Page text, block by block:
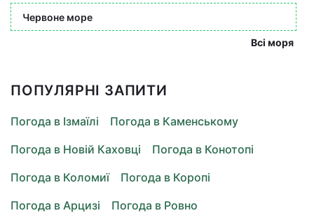
Червоне море
Всі моря
ПОПУЛЯРНІ ЗАПИТИ
Погода в Ізмаїлі
Погода в Каменському
Погода в Новій Каховці
Погода в Конотопі
Погода в Коломиї
Погода в Коропі
Погода в Арцизі
Погода в Ровно